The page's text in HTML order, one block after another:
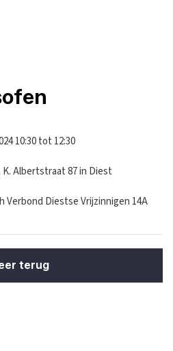
10:30 tot 12:30
K. Albertstraat 87 in Diest
Verbond Diestse Vrijzinnigen 14A
terug